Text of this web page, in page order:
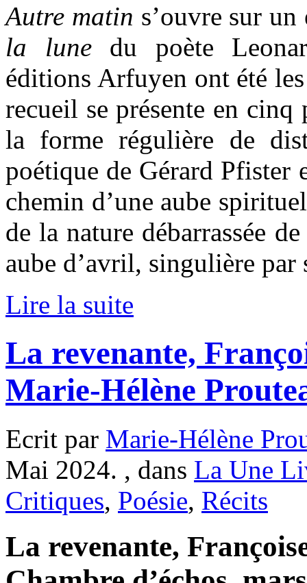
Autre matin s’ouvre sur
la lunedu poète
éditions Arfuyen ont été
recueil se présente en cinq
la forme régulière de
poétique de Gérard Pfister
chemin d’une aube
de la nature débarrassée
aube d’avril, singulière
Lire la suite
La revenante,
Marie-Hélène
Ecrit par Marie-Hélène
Mai 2024. , dans La Une
Critiques, Poésie, Récits
La revenante,